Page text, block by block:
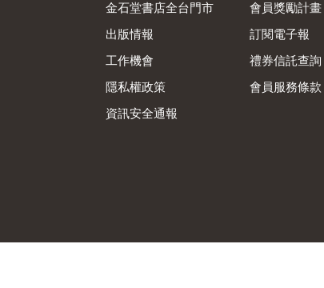
金石堂書店全台門市
出版情報
工作機會
隱私權政策
資訊安全通報
會員獎勵計畫
訂閱電子報
禮券信託查詢
會員服務條款